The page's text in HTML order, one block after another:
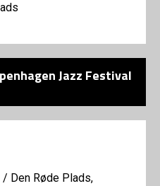
Jazz Festival
/ Den Røde Plads,